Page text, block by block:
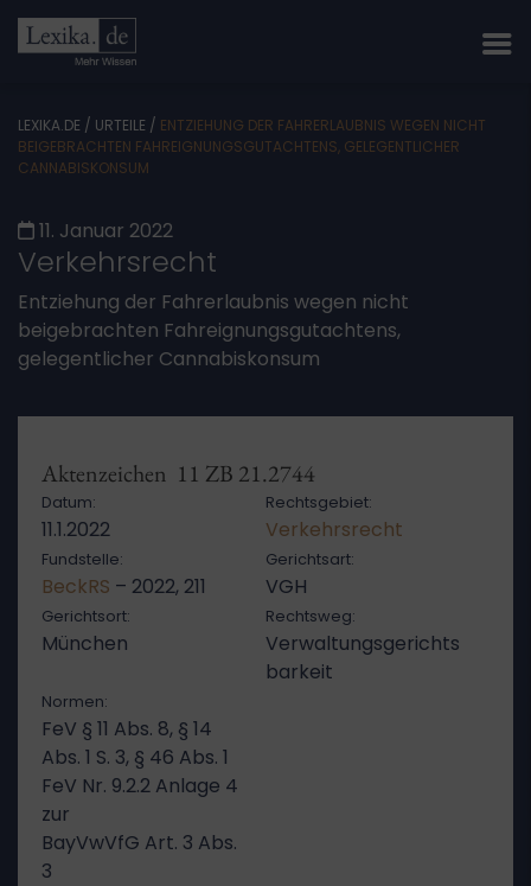
LEXIKA.DE / URTEILE / ENTZIEHUNG DER FAHRERLAUBNIS WEGEN NICHT
BEIGEBRACHTEN FAHREIGNUNGSGUTACHTENS, GELEGENTLICHER
CANNABISKONSUM
11. Januar 2022
Verkehrsrecht
Entziehung der Fahrerlaubnis wegen nicht
beigebrachten Fahreignungsgutachtens,
gelegentlicher Cannabiskonsum
Aktenzeichen 11 ZB 21.2744
Datum:
11.1.2022
Rechtsgebiet:
Verkehrsrecht
Fundstelle:
BeckRS – 2022, 211
Gerichtsart:
VGH
Gerichtsort:
München
Rechtsweg:
Verwaltungsgerichts
barkeit
Normen:
FeV § 11 Abs. 8, § 14
Abs. 1 S. 3, § 46 Abs. 1
FeV Nr. 9.2.2 Anlage 4
zur
BayVwVfG Art. 3 Abs.
3